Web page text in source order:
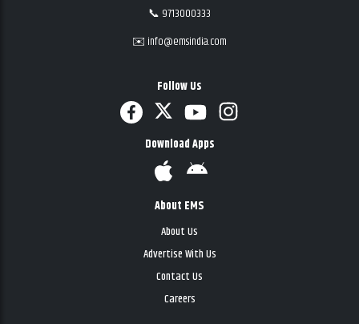
📞 9713000333
✉️ info@emsindia.com
Follow Us
Download Apps
About EMS
About Us
Advertise With Us
Contact Us
Careers